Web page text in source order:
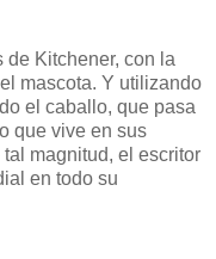
de Kitchener, con la
mascota. Y utilizando
el caballo, que pasa
que vive en sus
magnitud, el escritor
en todo su